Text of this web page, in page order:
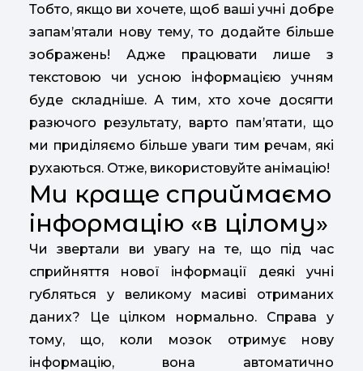
Тобто, якщо ви хочете, щоб ваші учні добре
запам’ятали нову тему, то додайте більше
зображень! Адже працювати лише з
текстовою чи усною інформацією учням
буде складніше. А тим, хто хоче досягти
разючого результату, варто пам’ятати, що
ми приділяємо більше уваги тим речам, які
рухаються. Отже, використовуйте анімацію!
Ми краще сприймаємо
інформацію «в цілому»
Чи звертали ви увагу на те, що під час
сприйняття нової інформації деякі учні
губляться у великому масиві отриманих
даних? Це цілком нормально. Справа у
тому, що, коли мозок отримує нову
інформацію, вона автоматично